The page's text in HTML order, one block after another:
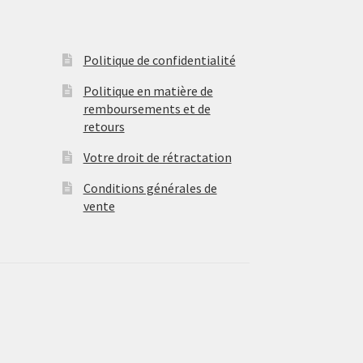
Politique de confidentialité
Politique en matière de
remboursements et de
retours
Votre droit de rétractation
Conditions générales de
vente